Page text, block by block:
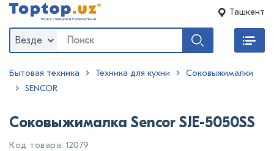
Ташкент
Везде
Бытовая техника Техника для кухни
Соковыжималки
SENCOR
Соковыжималка Sencor SJE-5050SS
Код товара: 12079